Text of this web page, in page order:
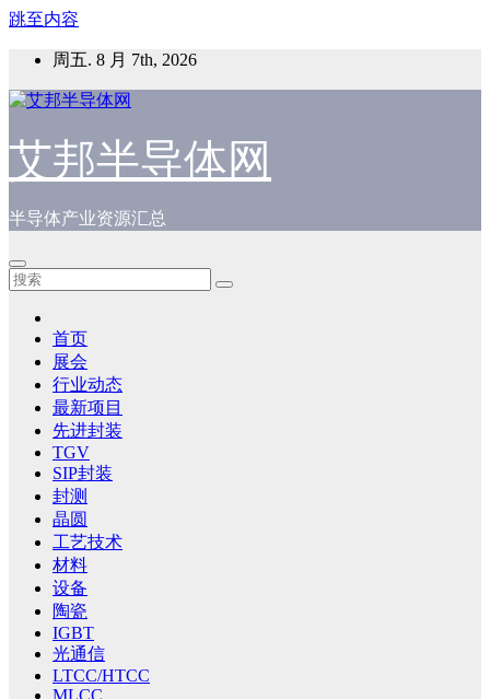
跳至内容
周五. 8 月 7th, 2026
艾邦半导体网
半导体产业资源汇总
首页
展会
行业动态
最新项目
先进封装
TGV
SIP封装
封测
晶圆
工艺技术
材料
设备
陶瓷
IGBT
光通信
LTCC/HTCC
MLCC